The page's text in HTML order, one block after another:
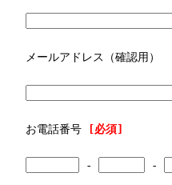
メールアドレス（確認用）
お電話番号 [必須]
- -